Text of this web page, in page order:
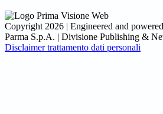
Copyright 2026 | Engineered and
Parma S.p.A. | Divisione Publishing &
Disclaimer trattamento dati personali